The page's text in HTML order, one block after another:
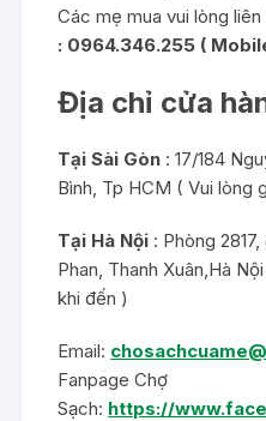
Các mẹ mua vui lòng liên
: 0964.346.255 (
Địa chỉ cửa
Tại Sài Gòn : 17/184
Bình, Tp HCM ( Vui lòng
Tại Hà Nội : Phòng
Phan, Thanh Xuân,Hà
khi đến )
Email:
Fanpage Chợ
Sạch: https://